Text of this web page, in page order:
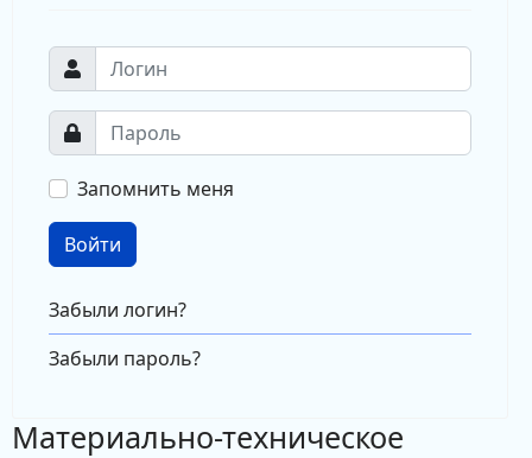
Запомнить меня
Войти
Забыли логин?
Забыли пароль?
Материально-техническое